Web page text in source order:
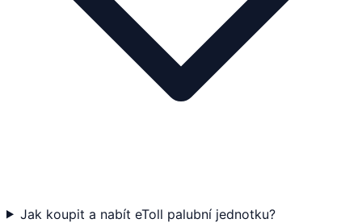
Jak koupit a nabít eToll palubní jednotku?